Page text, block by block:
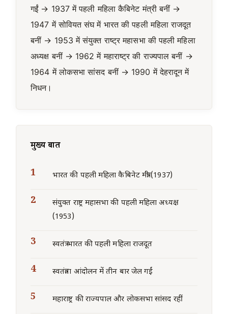
गईं → 1937 में पहली महिला कैबिनेट मंत्री बनीं →
1947 में सोवियत संघ में भारत की पहली महिला राजदूत
बनीं → 1953 में संयुक्त राष्ट्र महासभा की पहली महिला
अध्यक्ष बनीं → 1962 में महाराष्ट्र की राज्यपाल बनीं →
1964 में लोकसभा सांसद बनीं → 1990 में देहरादून में
निधन।
मुख्य बातें
भारत की पहली महिला कैबिनेट मंत्री (1937)
संयुक्त राष्ट्र महासभा की पहली महिला अध्यक्ष
(1953)
स्वतंत्र भारत की पहली महिला राजदूत
स्वतंत्रता आंदोलन में तीन बार जेल गईं
महाराष्ट्र की राज्यपाल और लोकसभा सांसद रहीं